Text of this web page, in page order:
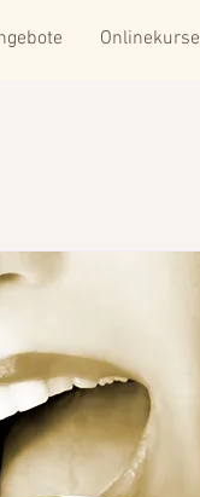
Onlinekurse